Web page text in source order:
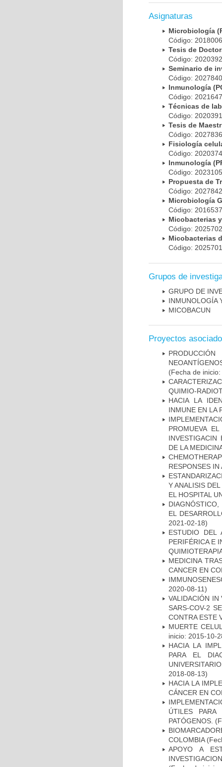
Asignaturas
Microbiología
Código:
Tesis de
Código:
Seminario de
Código:
Inmunología
Código:
Técnicas de
Código:
Tesis de
Código:
Fisiología
Código:
Inmunología
Código:
Propuesta de
Código:
Microbiología
Código:
Micobacterias
Código:
Micobacterias
Código:
Grupos de
GRUPO DE
INMUNOLOGÍA
MICOBAC­UN
Proyectos
(Fecha de
QUIMIO-
HACIA LA
INMUNE EN LA
PROMUEVA
INVESTIGACIN
DE LA
RESPONSES IN
Y ANALISIS
EL HOSPITAL
EL
2021-02-18)
ESTUDIO DEL
PERIFÉRICA E
MEDICINA
CANCER EN
2020-08-11)
VALIDACIÓN IN
SARS-COV-2
CONTRA ESTE
MUERTE
inicio: 2015-10-
HACIA LA
PARA EL
2018-08-13)
HACIA LA
CÁNCER EN
ÚTILES
PATÓGENOS.
COLOMBIA
APOYO A